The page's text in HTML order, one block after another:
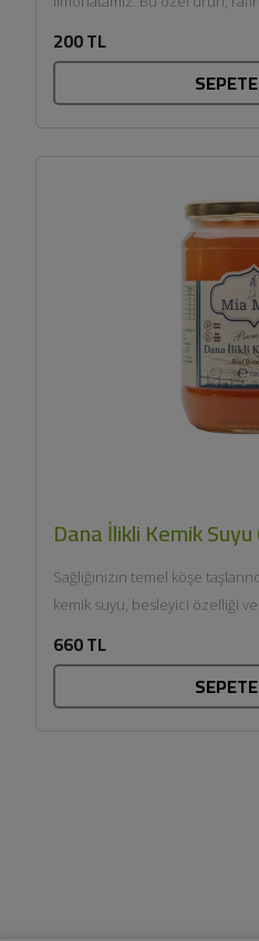
200 TL
Dana İlikli Kemik
Sağlığınızın temel köşe
kemik suyu, besleyici özelliği
660 TL